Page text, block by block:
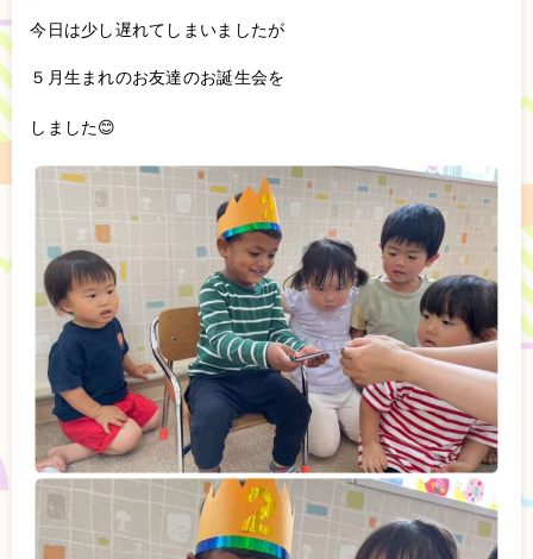
今日は少し遅れてしまいましたが
５月生まれのお友達のお誕生会を
しました😊